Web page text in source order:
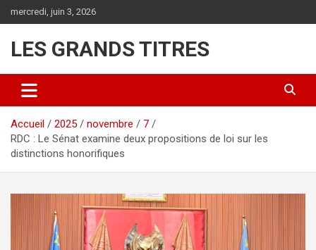
au
mercredi, juin 3, 2026
LES GRANDS TITRES
Accueil 2025 novembre
7
RDC : Le Sénat examine deux propositions de loi sur les
distinctions honorifiques